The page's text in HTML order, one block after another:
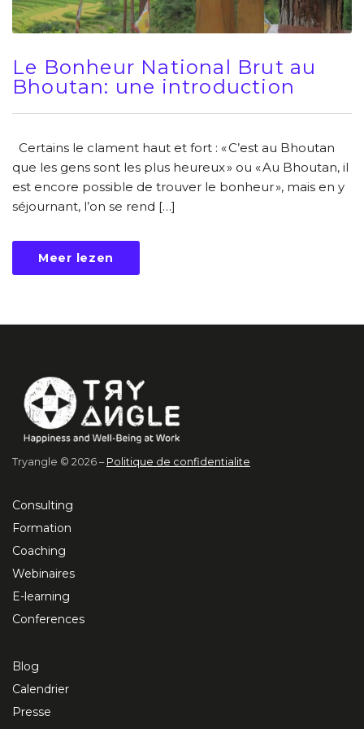
Le Bonheur National Brut au
Bhoutan: une introduction
Certains le clament haut et fort : « C’est au Bhoutan
que les gens sont les plus heureux » ou « Au Bhoutan, il
est encore possible de trouver le bonheur », mais en y
séjournant, l’on se rend […]
Meer lezen
Tryangle © 2026 – Politique de confidentialite
Consulting
Formation
Coaching
Webinaires
E-learning
Conferences
Blog
Calendrier
Presse